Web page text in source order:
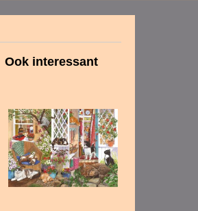
Ook interessant